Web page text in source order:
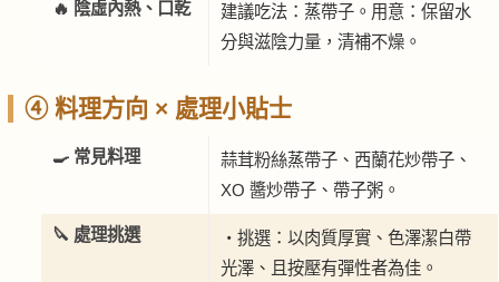
🔥 陰虛內熱、口乾
建議吃法：蒸帶子。用意：保留水
分與滋陰力量，清補不燥。
④ 料理方向 × 處理小貼士
🍳 常見料理
蒜茸粉絲蒸帶子、西蘭花炒帶子、
XO 醬炒帶子、帶子粥。
🔪 處理挑選
・挑選：以肉質厚實、色澤潔白帶
光澤、且按壓有彈性者為佳。